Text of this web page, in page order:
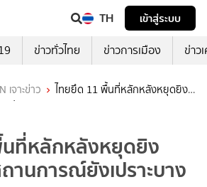
TH
เข้าสู่ระบบ
ข่าวทั่วไทย ข่าวการเมือง ข่าว
เจาะข่าว
ไทยยึด 11 พื้นที่หลักหลังหยุดยิง
ราะบาง
ที่หลักหลังหยุดยิง
านการณ์ยังเปราะบาง